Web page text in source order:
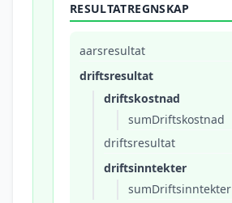
RESULTATREGNSKAP
aarsresultat
driftsresultat
driftskostnad
sumDriftskostnad
driftsresultat
driftsinntekter
sumDriftsinntekter